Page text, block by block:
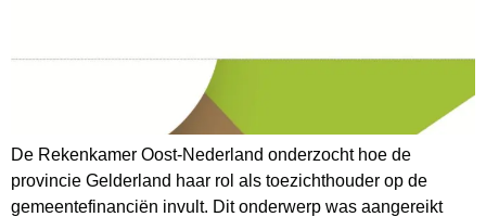
De Rekenkamer Oost-Nederland onderzocht hoe de
provincie Gelderland haar rol als toezichthouder op de
gemeentefinanciën invult. Dit onderwerp was aangereikt